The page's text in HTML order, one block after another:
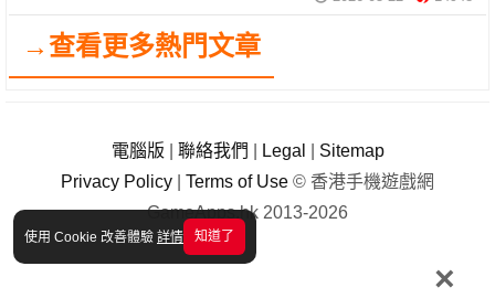
使用 Cookie 改善體驗 詳情 知道了
×
→查看更多熱門文章
電腦版 聯絡我們 Legal
Sitemap
Privacy Policy
Terms of Use © 香港手機遊戲網
GameApps.hk 2013-2026